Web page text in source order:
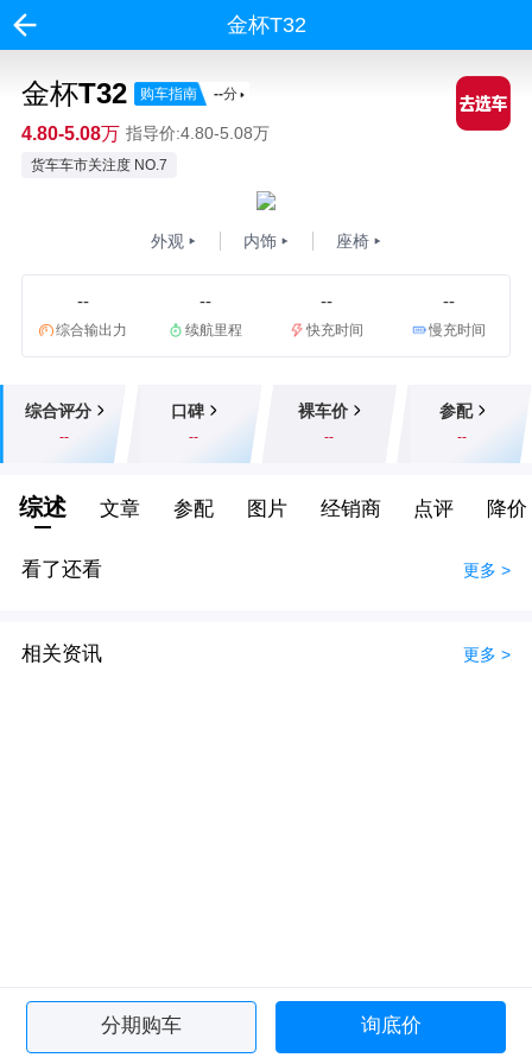
金杯T32
金杯T32 购车指南 --分
4.80-5.08万 指导价:4.80-5.08万
货车车市关注度 NO.7
外观 内饰 座椅
--
综合输出力
--
续航里程
--
快充时间
--
慢充时间
综合评分
--
口碑
--
裸车价
--
参配
--
综述 文章 参配 图片 经销商 点评 降价
看了还看 更多 >
相关资讯 更多 >
分期购车 询底价